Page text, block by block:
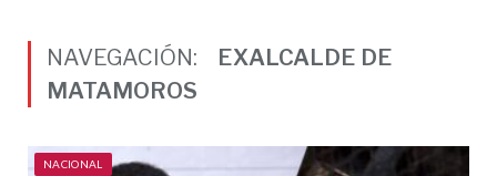
NAVEGACIÓN:
EXALCALDE DE
MATAMOROS
NACIONAL